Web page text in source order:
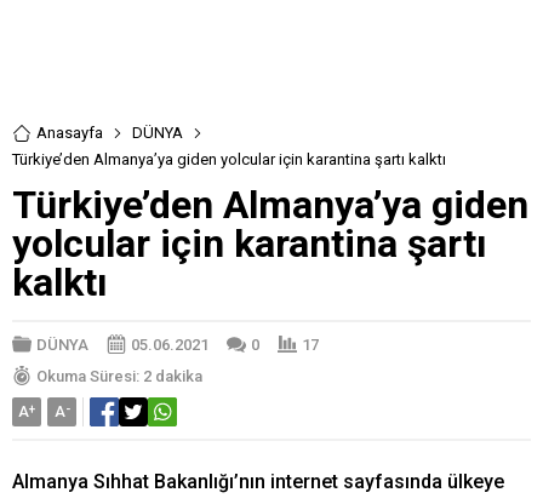
Anasayfa
DÜNYA
Türkiye’den Almanya’ya giden yolcular için karantina şartı kalktı
Türkiye’den Almanya’ya giden
yolcular için karantina şartı
kalktı
DÜNYA 05.06.2021 0
17
Okuma Süresi: 2 dakika
A+ A-
Almanya Sıhhat Bakanlığı’nın internet sayfasında ülkeye